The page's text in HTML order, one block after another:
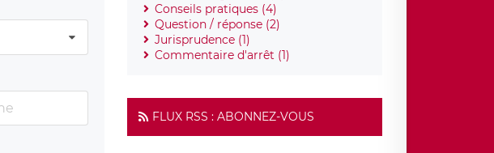
Conseils pratiques (4)
Question / réponse (2)
Jurisprudence (1)
Commentaire d'arrêt (1)
FLUX RSS : ABONNEZ-VOUS